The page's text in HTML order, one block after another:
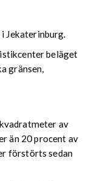
Jekaterinburg.
beläget
gränsen,
av
än 20 procent av
förstörts sedan